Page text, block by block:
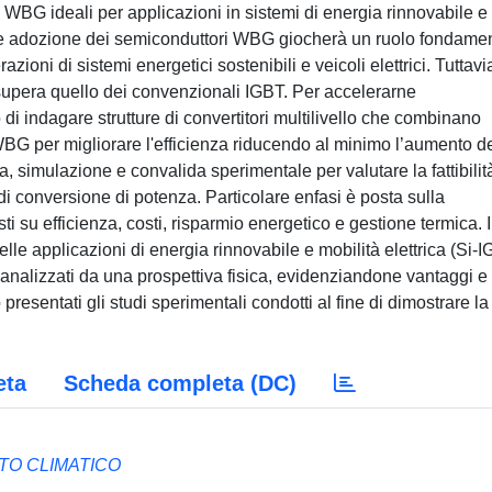
ideali per applicazioni in sistemi di energia rinnovabile e
dei semiconduttori WBG giocherà un ruolo
di sistemi energetici sostenibili e veicoli elettrici.
quello dei convenzionali IGBT. Per accelerarne
indagare strutture di convertitori multilivello che combinano
per migliorare l'efficienza riducendo al minimo l’aumento
simulazione e convalida sperimentale per valutare la
conversione di potenza. Particolare enfasi è posta sulla
su efficienza, costi, risparmio energetico e gestione termica. I
applicazioni di energia rinnovabile e mobilità elettrica (Si-
da una prospettiva fisica, evidenziandone vantaggi e
gli studi sperimentali condotti al fine di dimostrare la
Scheda completa (DC)
CLIMATICO